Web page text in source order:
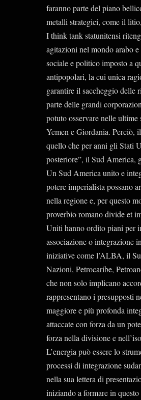
faranno parte del piano
metalli strategici, come il
I think tank statunitensi
agitazioni nel mondo arabo
sociale e politico imposto a
antipopolari, la cui unica
garantire il saccheggio delle
parte delle grandi
potuto osservare nelle
Yemen e Giordania. Perciò,
quello che per anni gli Stati
posteriore”, il Sud America,
Un Sud America unito e
potere imperialista possano
nella regione e, per questo
proverbio romano divide et
Uniti hanno ordito piani per
associazione o integrazione
iniziative come l’ALBA, il
Nazioni, Petrocaribe,
che non solo implicano
rappresentano i presupposti
maggiore e più profonda
attaccate con forza da un
forza nella divisione e
L’energia può essere lo
processi di integrazione
nella sua lettera di
iniziando a formare in